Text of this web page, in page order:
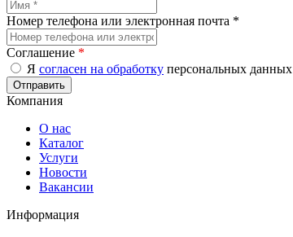
Номер телефона или электронная почта *
Соглашение *
Я согласен на обработку персональных данных
Компания
О нас
Каталог
Услуги
Новости
Вакансии
Информация